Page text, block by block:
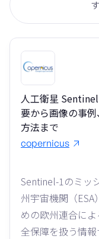
人工衛星
要から画像の事
方法まで
copernicus
Sentinel-1のミッ
州宇宙機関（
めの欧州連合に
全保障を扱う情